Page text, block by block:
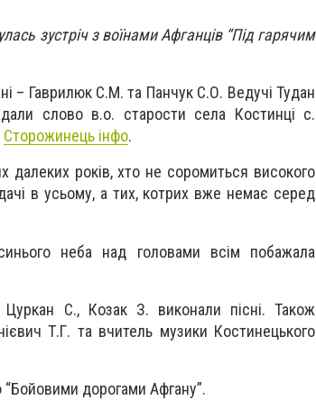
зустріч з воїнами Афганців “Під гарячим
– Гаврилюк С.М. та Панчук С.О. Ведучі Тудан
слово в.о. старости села Костинці с.
Сторожинець інфо.
далеких років, хто не соромиться високого
в усьому, а тих, котрих вже немає серед
неба над головами всім побажала
С., Козак З. виконали пісні. Також
Т.Г. та вчитель музики Костинецького
дорогами Афгану”.